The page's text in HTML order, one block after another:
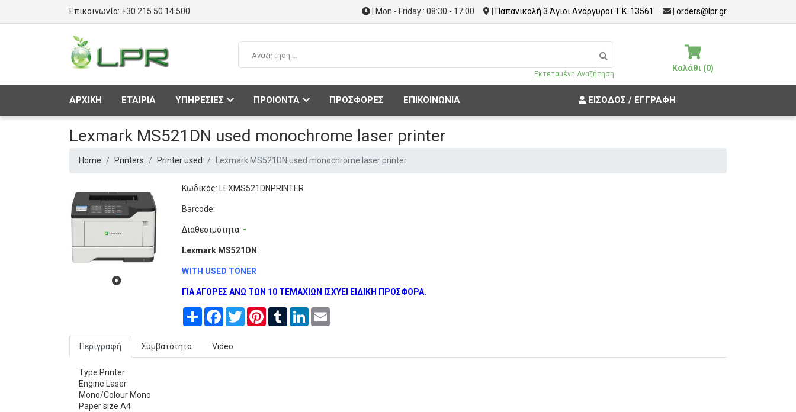
Επικοινωνία: +30 215 50 14 500 | Mon - Friday : 08:30 - 17:00 Παπανικολή 3 Άγιοι Ανάργυροι Τ.Κ. 13561 orders@lpr.gr
Εκτεταμένη Αναζήτηση
Καλάθι (0)
ΑΡΧΙΚΗ ΕΤΑΙΡΙΑ ΥΠΗΡΕΣΙΕΣ ΠΡΟΙΟΝΤΑ ΠΡΟΣΦΟΡΕΣ ΕΠΙΚΟΙΝΩΝΙΑ ΕΊΣΟΔΟΣ / ΕΓΓΡΑΦΉ
Lexmark MS521DN used monochrome laser printer
Home Printers Printer used Lexmark MS521DN used monochrome laser printer
Κωδικός: LEXMS521DNPRINTER
Barcode:
Διαθεσιμότητα: -
Lexmark MS521DN
WITH USED TONER
ΓΙΑ ΑΓΟΡΕΣ ΑΝΩ ΤΩΝ 10 ΤΕΜΑΧΙΩΝ ΙΣΧΥΕΙ ΕΙΔΙΚΗ ΠΡΟΣΦΟΡΑ.
Share Facebook
TwitterPinterestTumblrLinkedIn
Περιγραφή Συμβατότητα Video
Type Printer
Engine Laser
Mono/Colour Mono
Paper size A4